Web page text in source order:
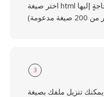
اختر صيغة html أو أية صيغة أخرى أنت بحاجةٍ إليها
مدعومة)
3
تنزيل ملفك بصيغة